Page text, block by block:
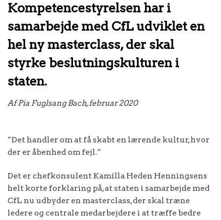
Kompetencestyrelsen har i
samarbejde med CfL udviklet en
hel ny masterclass, der skal
styrke beslutningskulturen i
staten.
Af Pia Fuglsang Bach, februar 2020
”Det handler om at få skabt en lærende kultur, hvor
der er åbenhed om fejl.”
Det er chefkonsulent Kamilla Heden Henningsens
helt korte forklaring på, at staten i samarbejde med
CfL nu udbyder en masterclass, der skal træne
ledere og centrale medarbejdere i at træffe bedre